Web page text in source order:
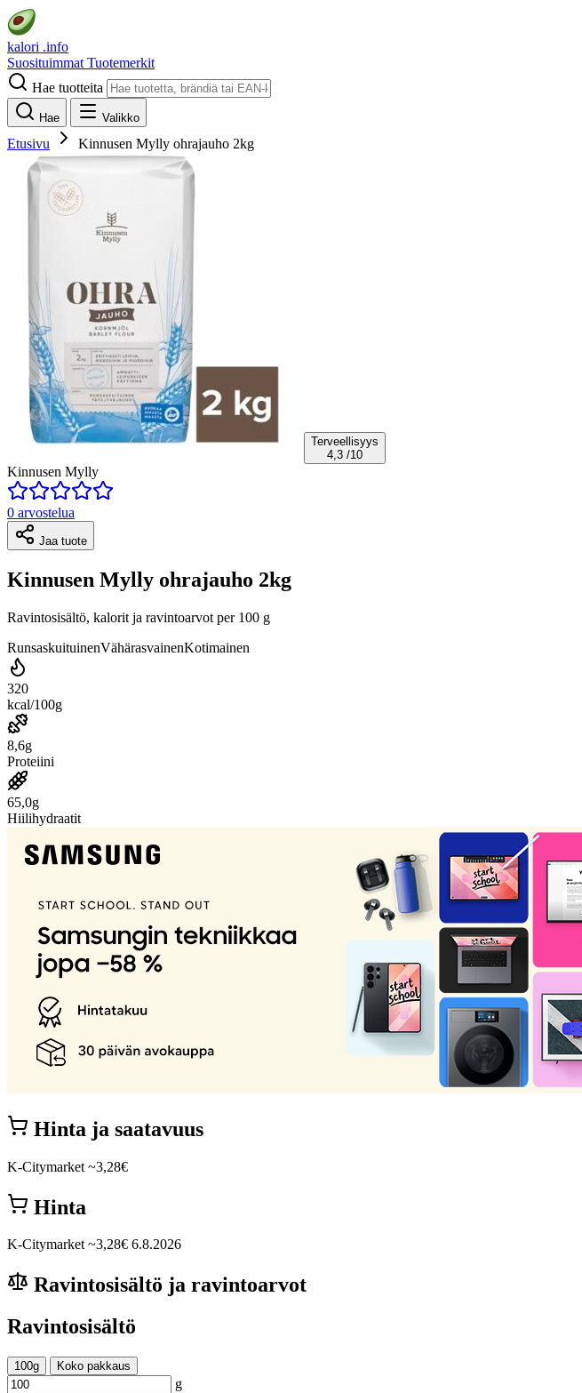
kalori .info
Suosituimmat Tuotemerkit
Hae tuotteita
Hae Valikko
Etusivu Kinnusen Mylly ohrajauho 2kg
Terveellisyys
4,3 /10
Kinnusen Mylly
0 arvostelua
Jaa tuote
Kinnusen Mylly ohrajauho 2kg
Ravintosisältö, kalorit ja ravintoarvot per 100 g
RunsaskuituinenVähärasvainenKotimainen
320
kcal/100g
8,6g
Proteiini
65,0g
Hiilihydraatit
Hinta ja saatavuus
K-Citymarket ~3,28€
Hinta
K-Citymarket ~3,28€ 6.8.2026
Ravintosisältö ja ravintoarvot
Ravintosisältö
100g Koko pakkaus
g